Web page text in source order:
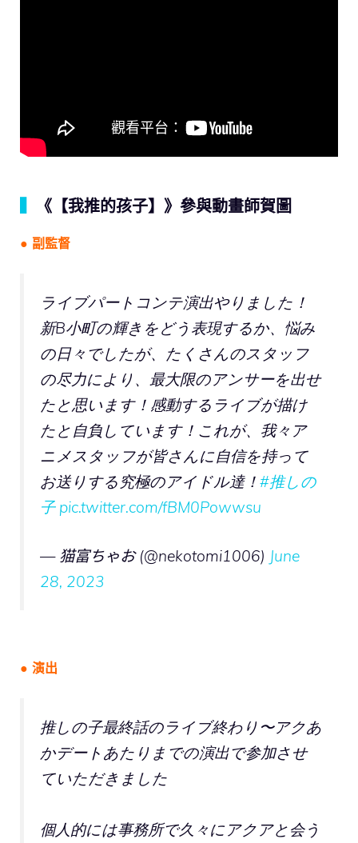
《【我推的孩子】》參與動畫師賀圖
● 副監督
ライブパートコンテ演出やりました！
新B小町の輝きをどう表現するか、悩み
の日々でしたが、たくさんのスタッフ
の尽力により、最大限のアンサーを出せ
たと思います！感動するライブが描け
たと自負しています！これが、我々ア
ニメスタッフが皆さんに自信を持って
お送りする究極のアイドル達！ #推しの
子 pic.twitter.com/fBM0Powwsu
— 猫富ちゃお (@nekotomi1006) June
28, 2023
● 演出
推しの子最終話のライブ終わり〜アクあ
かデートあたりまでの演出で参加させ
ていただきました
個人的には事務所で久々にアクアと会う